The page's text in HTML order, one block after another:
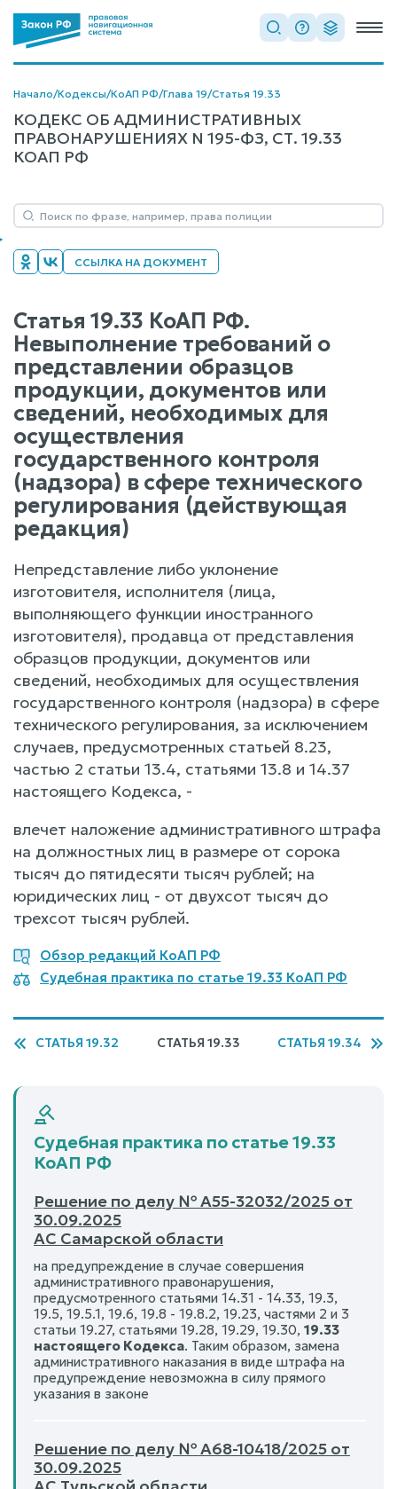
Начало/Кодексы/КоАП РФ/Глава 19/Статья 19.33
КОДЕКС ОБ АДМИНИСТРАТИВНЫХ
ПРАВОНАРУШЕНИЯХ N 195-ФЗ, СТ. 19.33
КОАП РФ
ССЫЛКА НА ДОКУМЕНТ
Статья 19.33 КоАП РФ.
Невыполнение требований о
представлении образцов
продукции, документов или
сведений, необходимых для
осуществления
государственного контроля
(надзора) в сфере технического
регулирования (действующая
редакция)
Непредставление либо уклонение
изготовителя, исполнителя (лица,
выполняющего функции иностранного
изготовителя), продавца от представления
образцов продукции, документов или
сведений, необходимых для осуществления
государственного контроля (надзора) в сфере
технического регулирования, за исключением
случаев, предусмотренных статьей 8.23,
частью 2 статьи 13.4, статьями 13.8 и 14.37
настоящего Кодекса, -
влечет наложение административного штрафа
на должностных лиц в размере от сорока
тысяч до пятидесяти тысяч рублей; на
юридических лиц - от двухсот тысяч до
трехсот тысяч рублей.
Обзор редакций КоАП РФ
Судебная практика по статье 19.33 КоАП РФ
СТАТЬЯ 19.32 СТАТЬЯ 19.33 СТАТЬЯ 19.34
Судебная практика по статье 19.33
КоАП РФ
Решение по делу № А55-32032/2025 от
30.09.2025
АС Самарской области
на предупреждение в случае совершения
административного правонарушения,
предусмотренного статьями 14.31 - 14.33, 19.3,
19.5, 19.5.1, 19.6, 19.8 - 19.8.2, 19.23, частями 2 и 3
статьи 19.27, статьями 19.28, 19.29, 19.30, 19.33
настоящего Кодекса. Таким образом, замена
административного наказания в виде штрафа на
предупреждение невозможна в силу прямого
указания в законе
Решение по делу № А68-10418/2025 от
30.09.2025